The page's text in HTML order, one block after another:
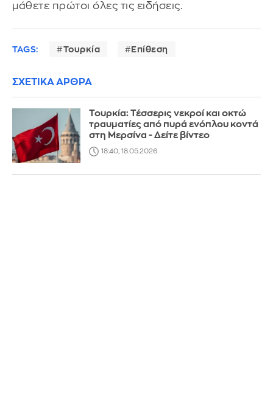
μάθετε πρώτοι όλες τις ειδήσεις.
TAGS: Τουρκία Επίθεση
ΣΧΕΤΙΚΑ ΑΡΘΡΑ
Τουρκία: Τέσσερις νεκροί και οκτώ
τραυματίες από πυρά ενόπλου κοντά
στη Μερσίνα - Δείτε βίντεο
18:40, 18.05.2026